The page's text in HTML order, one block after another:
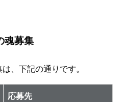
魂募集
、下記の通りです。
応募先